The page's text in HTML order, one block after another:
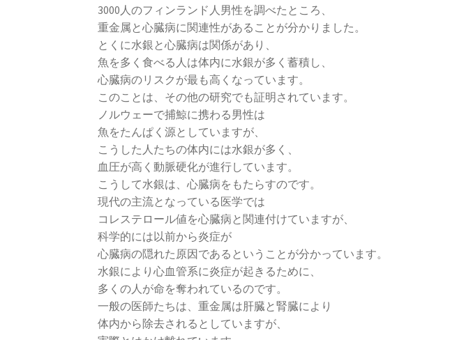
3000人のフィンランド人男性を調べたところ、
重金属と心臓病に関連性があることが分かりました。
とくに水銀と心臓病は関係があり、
魚を多く食べる人は体内に水銀が多く蓄積し、
心臓病のリスクが最も高くなっています。
このことは、その他の研究でも証明されています。
ノルウェーで捕鯨に携わる男性は
魚をたんぱく源としていますが、
こうした人たちの体内には水銀が多く、
血圧が高く動脈硬化が進行しています。
こうして水銀は、心臓病をもたらすのです。
現代の主流となっている医学では
コレステロール値を心臓病と関連付けていますが、
科学的には以前から炎症が
心臓病の隠れた原因であるということが分かっています。
水銀により心血管系に炎症が起きるために、
多くの人が命を奪われているのです。
一般の医師たちは、重金属は肝臓と腎臓により
体内から除去されるとしていますが、